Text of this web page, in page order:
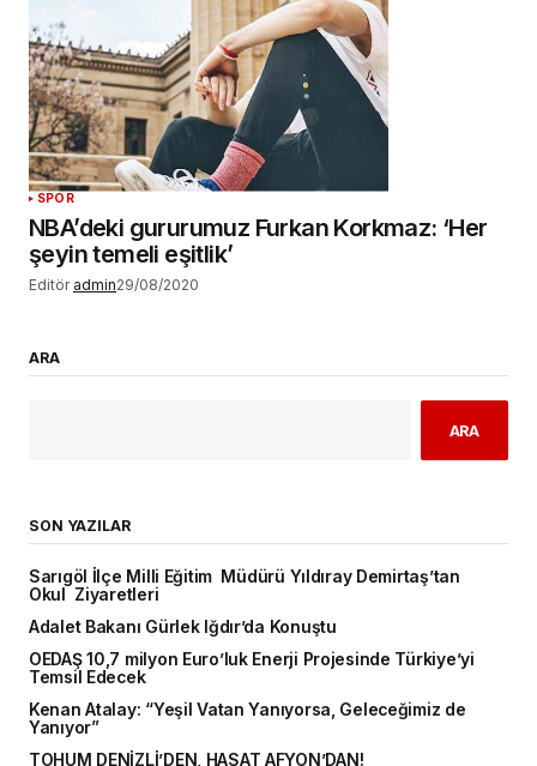
SPOR
NBA’deki gururumuz Furkan Korkmaz: ‘Her
şeyin temeli eşitlik’
Editör admin29/08/2020
ARA
ARA
SON YAZILAR
Sarıgöl İlçe Milli Eğitim Müdürü Yıldıray Demirtaş’tan
Okul Ziyaretleri
Adalet Bakanı Gürlek Iğdır’da Konuştu
OEDAŞ 10,7 milyon Euro’luk Enerji Projesinde Türkiye’yi
Temsil Edecek
Kenan Atalay: “Yeşil Vatan Yanıyorsa, Geleceğimiz de
Yanıyor”
TOHUM DENİZLİ’DEN, HASAT AFYON’DAN!